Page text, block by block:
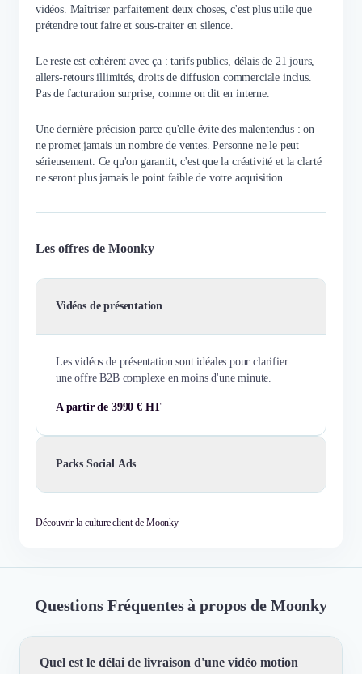
vidéos. Maîtriser parfaitement deux choses, c'est plus utile que
prétendre tout faire et sous-traiter en silence.
Le reste est cohérent avec ça : tarifs publics, délais de 21 jours,
allers-retours illimités, droits de diffusion commerciale inclus.
Pas de facturation surprise, comme on dit en interne.
Une dernière précision parce qu'elle évite des malentendus : on
ne promet jamais un nombre de ventes. Personne ne le peut
sérieusement. Ce qu'on garantit, c'est que la créativité et la clarté
ne seront plus jamais le point faible de votre acquisition.
Les offres de Moonky
Vidéos de présentation
Les vidéos de présentation sont idéales pour clarifier
une offre B2B complexe en moins d'une minute.
A partir de 3990 € HT
Packs Social Ads
Découvrir la culture client de Moonky
Questions Fréquentes à propos de Moonky
Quel est le délai de livraison d'une vidéo motion